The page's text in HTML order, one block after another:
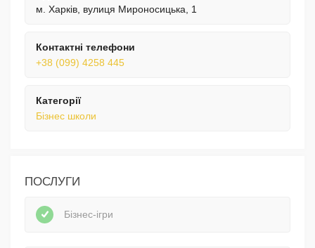
м. Харків, вулиця Мироносицька, 1
Контактні телефони
+38 (099) 4258 445
Категорії
Бізнес школи
ПОСЛУГИ
Бізнес-ігри